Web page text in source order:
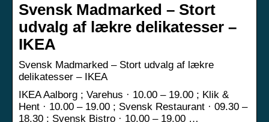
Svensk Madmarked – Stort
udvalg af lækre delikatesser –
IKEA
Svensk Madmarked – Stort udvalg af lækre
delikatesser – IKEA
IKEA Aalborg ; Varehus · 10.00 – 19.00 ; Klik &
Hent · 10.00 – 19.00 ; Svensk Restaurant · 09.30 –
18.30 ; Svensk Bistro · 10.00 – 19.00 …